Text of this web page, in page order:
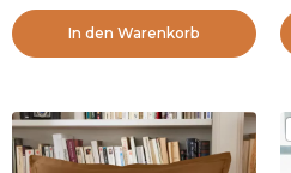
In den Warenkorb